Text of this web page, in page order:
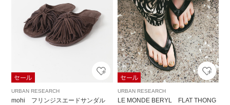
URBAN RESEARCH
mohi フリンジスエードサンダル
URBAN RESEARCH
LE MONDE BERYL FLAT THONG